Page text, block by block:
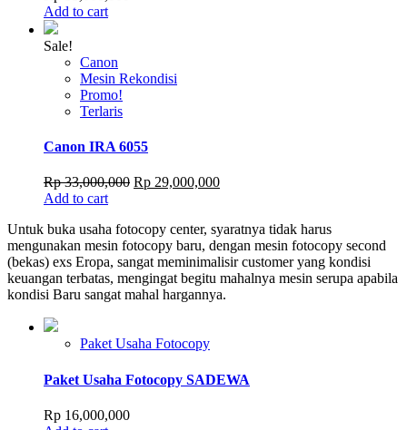
Add to cart
Sale!
Canon
Mesin Rekondisi
Promo!
Terlaris
Canon IRA 6055
Rp33,000,000 Original
Rp 33,000,000.
Rp 29,000,000Current
Rp 29,000,000.
Add to cart
Untuk buka usaha fotocopy center, syaratnya tidak harus
mengunakan mesin fotocopy baru, dengan mesin fotocopy second
(bekas) exs Eropa, sangat meminimalisir customer yang kondisi
keuangan terbatas, mengingat begitu mahalnya mesin serupa apabila
kondisi Baru sangat mahal hargannya.
Paket Usaha Fotocopy
Paket Usaha Fotocopy SADEWA
Rp 16,000,000